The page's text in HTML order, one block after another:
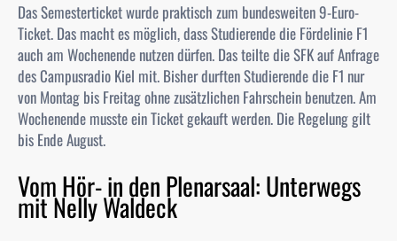
Das Semesterticket wurde praktisch zum bundesweiten 9-Euro-
Ticket. Das macht es möglich, dass Studierende die Fördelinie F1
auch am Wochenende nutzen dürfen. Das teilte die SFK auf Anfrage
des Campusradio Kiel mit. Bisher durften Studierende die F1 nur
von Montag bis Freitag ohne zusätzlichen Fahrschein benutzen. Am
Wochenende musste ein Ticket gekauft werden. Die Regelung gilt
bis Ende August.
Vom Hör- in den Plenarsaal: Unterwegs
mit Nelly Waldeck